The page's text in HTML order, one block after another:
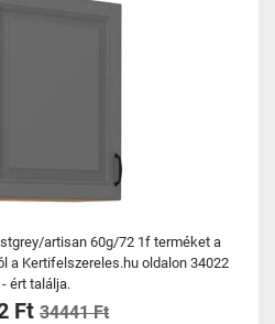
artisan 60g/72 1f terméket a
a Kertifelszereles.hu oldalon 34022
- ért találja.
Ft 34441 Ft